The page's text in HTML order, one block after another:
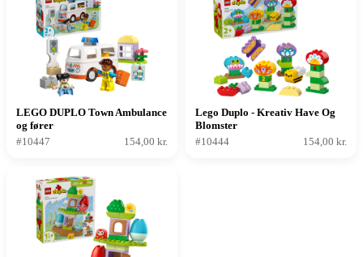
LEGO DUPLO Town Ambulance
og fører
#10447
154,00 kr.
Lego Duplo - Kreativ Have Og
Blomster
#10444
154,00 kr.